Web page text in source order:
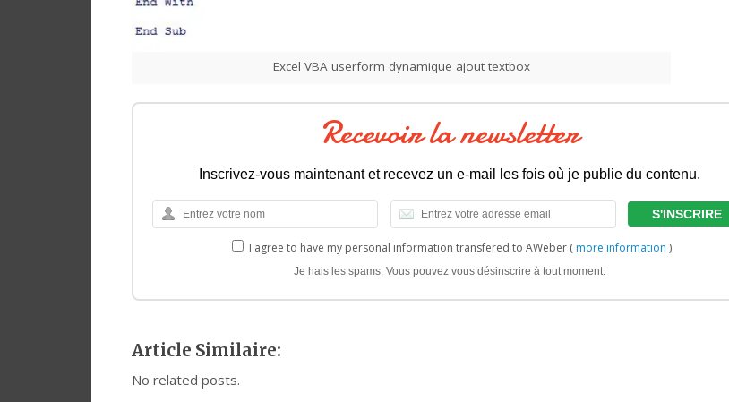
Excel VBA userform dynamique ajout textbox
Recevoir la newsletter
Inscrivez-vous maintenant et recevez un e-mail les fois où je publie du contenu.
I agree to have my personal information transfered to AWeber ( more information )
Je hais les spams. Vous pouvez vous désinscrire à tout moment.
Article Similaire:
No related posts.